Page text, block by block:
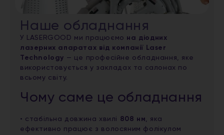
Наше обладнання
У LASERGOOD ми працюємо на діодних
лазерних апаратах від компанії Laser
Technology — це професійне обладнання, яке
використовується у закладах та салонах по
всьому світу.
Чому саме це обладнання
• стабільна довжина хвилі 808 нм, яка
ефективно працює з волосяним фолікулом